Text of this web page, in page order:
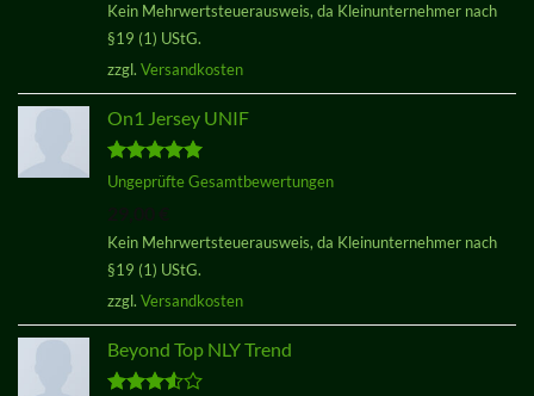
Kein Mehrwertsteuerausweis, da Kleinunternehmer nach
§19 (1) UStG.
zzgl. Versandkosten
On1 Jersey UNIF
Bewertet
Ungeprüfte Gesamtbewertungen
Kein Mehrwertsteuerausweis, da Kleinunternehmer nach
§19 (1) UStG.
zzgl. Versandkosten
Beyond Top NLY Trend